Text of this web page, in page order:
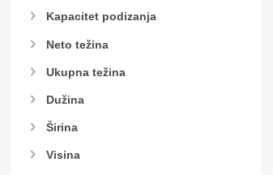
Kapacitet podizanja
Neto težina
Ukupna težina
Dužina
Širina
Visina